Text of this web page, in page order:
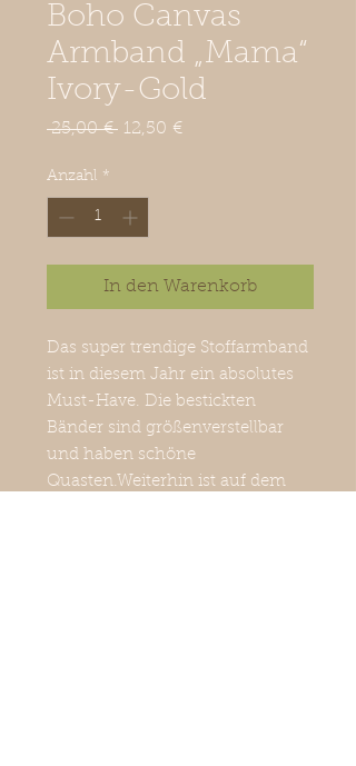
Boho Canvas
Armband „Mama“
Ivory-Gold
25,00 € Standardpreis
12,50 €Sale-
Anzahl *
In den Warenkorb
Das super trendige Stoffarmband
ist in diesem Jahr ein absolutes
Must-Have. Die bestickten
Bänder sind größenverstellbar
und haben schöne
Quasten.Weiterhin ist auf dem